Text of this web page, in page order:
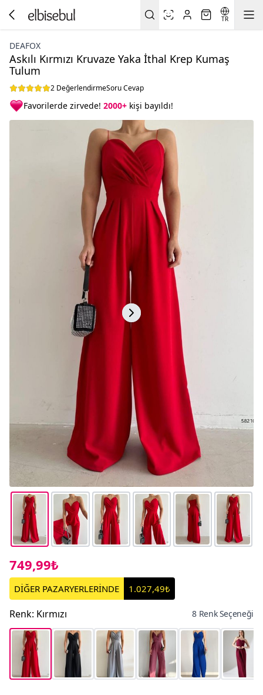
TR
DEAFOX
Askılı Kırmızı Kruvaze Yaka İthal Krep Kumaş
Tulum
2 DeğerlendirmeSoru Cevap
Favorilerde zirvede! 2000+ kişi bayıldı!
749,99₺
DİĞER PAZARYERLERİNDE 1.027,49₺
Renk: Kırmızı 8 Renk Seçeneği